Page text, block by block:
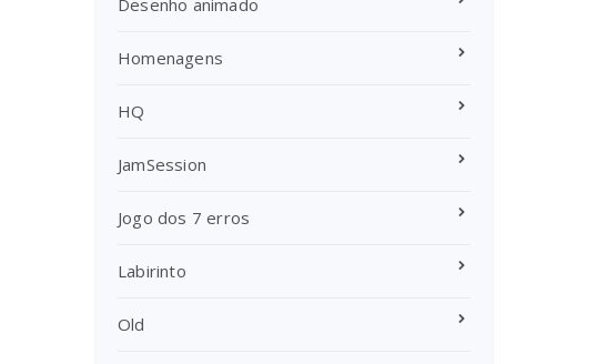
Homenagens
HQ
JamSession
Jogo dos 7 erros
Labirinto
Old